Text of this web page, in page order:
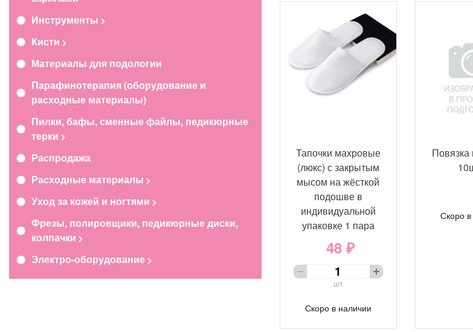
Инструменты
Кисти
Материалы для подологии
Парафинотерапия (оборудование и
расходные материалы)
Пилки, бафы, сменные файлы, педикюрные
терки
Распродажа
Расходные материалы
Уход за кожей и ногтями
Фрезы, полировщики, педикюрные диски,
колпачки
Электро-оборудование
Тапочки махровые
(люкс) с закрытым
мысом на жёсткой
подошве в
индивидуальной
упаковке 1 пара
48 ₽
шт
Скоро в наличии
Повязка
Скоро